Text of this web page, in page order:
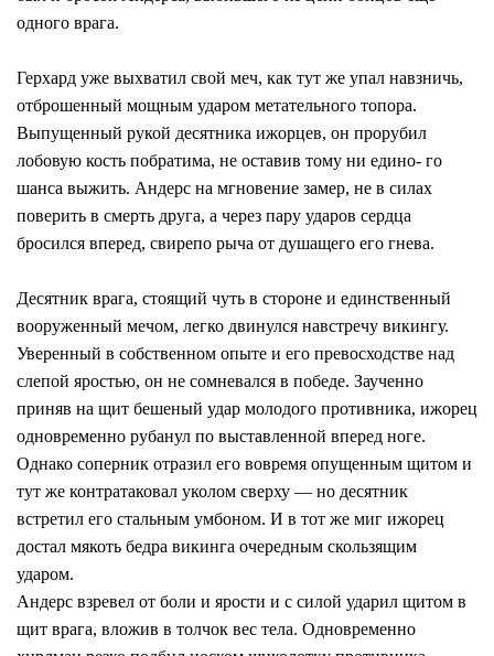
одного врага.
Герхард уже выхватил свой меч, как тут же упал навзничь,
отброшенный мощным ударом метательного топора.
Выпущенный рукой десятника ижорцев, он прорубил
лобовую кость побратима, не оставив тому ни едино- го
шанса выжить. Андерс на мгновение замер, не в силах
поверить в смерть друга, а через пару ударов сердца
бросился вперед, свирепо рыча от душащего его гнева.
Десятник врага, стоящий чуть в стороне и единственный
вооруженный мечом, легко двинулся навстречу викингу.
Уверенный в собственном опыте и его превосходстве над
слепой яростью, он не сомневался в победе. Заученно
приняв на щит бешеный удар молодого противника, ижорец
одновременно рубанул по выставленной вперед ноге.
Однако соперник отразил его вовремя опущенным щитом и
тут же контратаковал уколом сверху — но десятник
встретил его стальным умбоном. И в тот же миг ижорец
достал мякоть бедра викинга очередным скользящим
ударом.
Андерс взревел от боли и ярости и с силой ударил щитом в
щит врага, вложив в толчок вес тела. Одновременно